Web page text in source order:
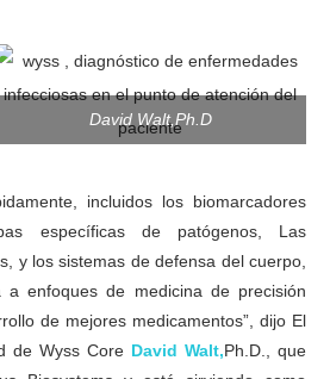
David Walt,Ph.D
incluidos los biomarcadores
específicas de patógenos, Las
y los sistemas de defensa del cuerpo,
enfoques de medicina de precisión
de mejores medicamentos”, dijo El
de Wyss Core David Walt,Ph.D., que